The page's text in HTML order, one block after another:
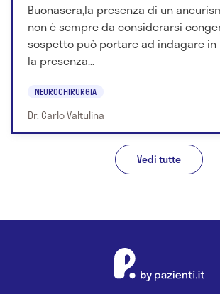
Buonasera,la presenza di un
non è sempre da considerarsi
sospetto può portare ad indagare
la presenza...
NEUROCHIRURGIA
Dr. Carlo Valtulina
Vedi tutte